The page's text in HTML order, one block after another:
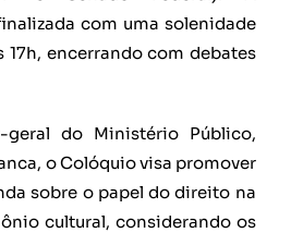
com uma solenidade
17h, encerrando com debates
geral do Ministério Público,
o Colóquio visa promover
sobre o papel do direito na
cultural, considerando os